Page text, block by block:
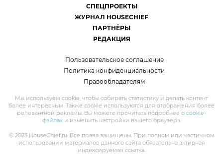
СПЕЦПРОЕКТЫ
ЖУРНАЛ HOUSECHIEF
ПАРТНЁРЫ
РЕДАКЦИЯ
Пользовательское соглашение
Политика конфиденциальности
Правообладателям
Мы используем cookie, чтобы собирать статистику и делать контент
более интересным. Также cookie используются для отображения более
релевантной рекламы. Вы можете прочитать подробнее о cookie-
файлахи изменить настройки вашего браузера.
© 2023 HouseChief.ru. Все права защищены. При полном или частичном
использовании материалов данного сайта обязательна активная
индексируемая ссылка.